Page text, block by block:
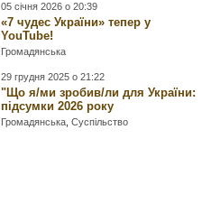
05 січня 2026 о 20:39
«7 чудес України» тепер у
YouTube!
Громадянська
29 грудня 2025 о 21:22
"Що я/ми зробив/ли для України:
підсумки 2026 року
Громадянська ,Суспільство